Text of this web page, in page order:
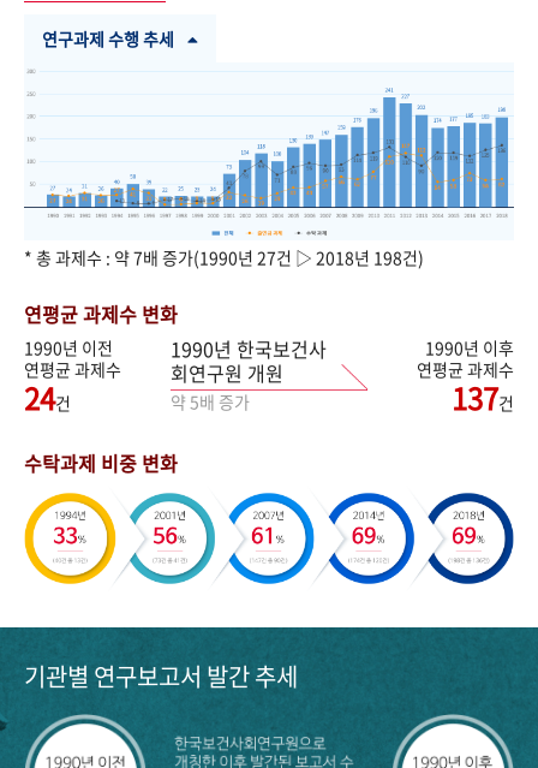
연구과제 수행 추세
* 총 과제수 : 약 7배 증가(1990년 27건 ▷ 2018년 198건)
연평균 과제수 변화
1990년 이전
연평균 과제수
24건
1990년 한국보건사
회연구원 개원
약 5배 증가
1990년 이후
연평균 과제수
137건
수탁과제 비중 변화
기관별 연구보고서 발간 추세